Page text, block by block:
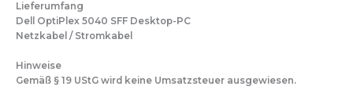
Lieferumfang
Dell OptiPlex 5040 SFF Desktop-PC
Netzkabel / Stromkabel
Hinweise
Gemäß § 19 UStG wird keine Umsatzsteuer ausgewiesen.